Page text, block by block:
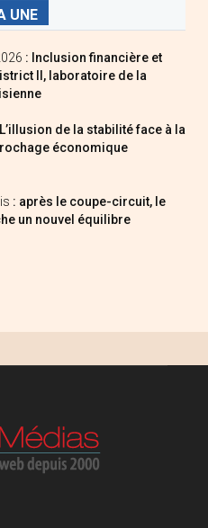
UNE
: Inclusion financière et
II, laboratoire de la
de la stabilité face à la
économique
: après le coupe-circuit, le
un nouvel équilibre